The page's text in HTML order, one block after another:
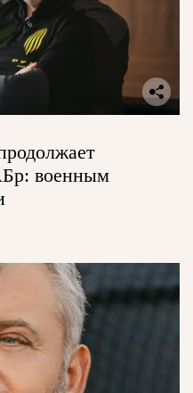
военным